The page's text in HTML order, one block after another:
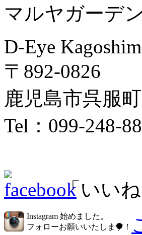
マルヤガーデ
D-Eye
〒892-0826
鹿児島市呉服
Tel：099-248-
「いいね
Instagram 始めました。
フォローお願いいたします！